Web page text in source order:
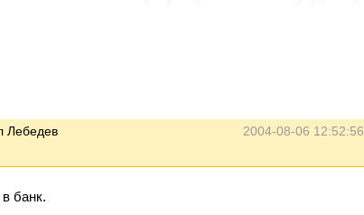
2004-08-06 12:52:56
Лебедев
банк.